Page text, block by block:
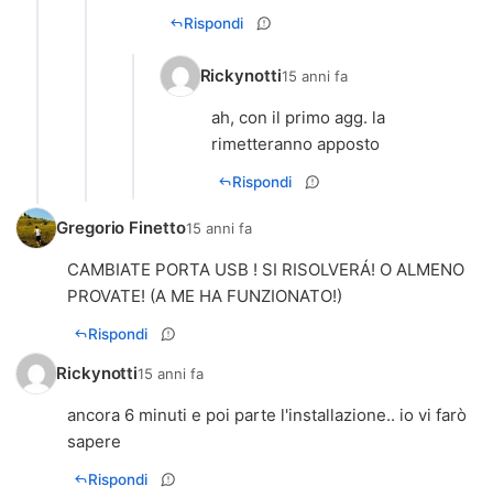
Rispondi
Rickynotti15 anni fa
ah, con il primo agg. la
Rispondi
Gregorio Finetto15 anni fa
CAMBIATE PORTA USB ! SI RISOLVERÁ! O ALMENO
PROVATE! (A ME HA FUNZIONATO!)
Rispondi
Rickynotti15 anni fa
ancora 6 minuti e poi parte l'installazione.. io vi farò
sapere
Rispondi